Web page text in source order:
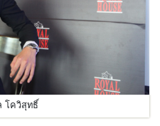
โควิสุทธิ์